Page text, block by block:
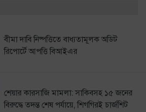
বীমা দাবি নিষ্পত্তিতে বাধ্যতামূলক অডিট
রিপোর্টে আপত্তি বিআইএর
শেয়ার কারসাজি মামলা: সাকিবসহ ১৫ জনের
বিরুদ্ধে তদন্ত শেষ পর্যায়ে, শিগগিরই চার্জশিট